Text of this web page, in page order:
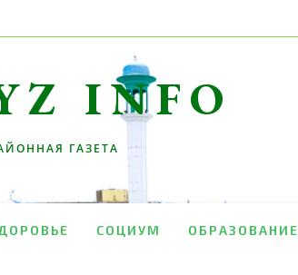
INFO
ГАЗЕТА
СОЦИУМ ОБРАЗОВАНИЕ